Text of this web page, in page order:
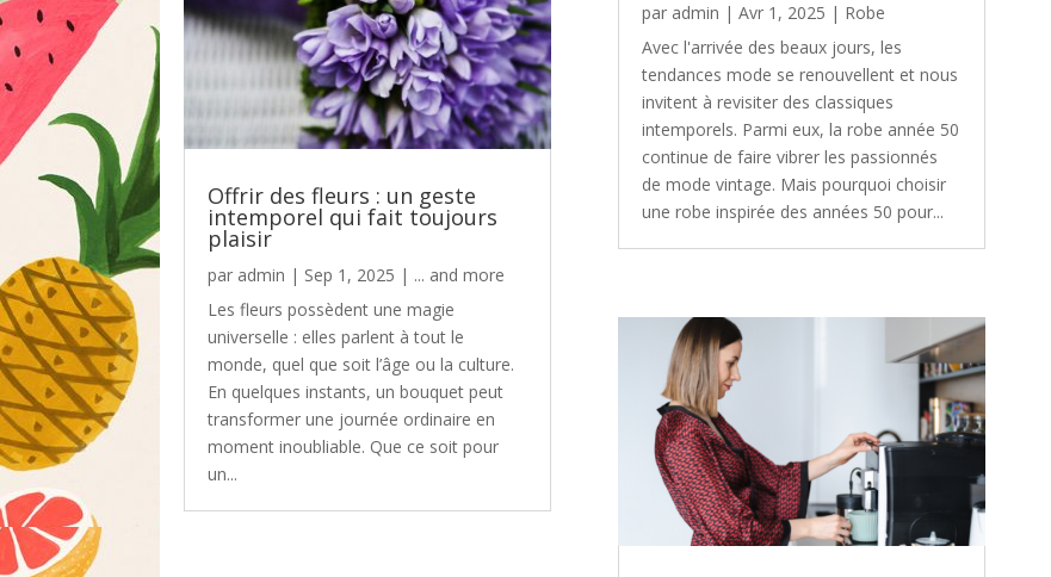
Offrir des fleurs : un geste
intemporel qui fait toujours
plaisir
par admin | Sep 1, 2025 | ... and more
Les fleurs possèdent une magie
universelle : elles parlent à tout le
monde, quel que soit l’âge ou la culture.
En quelques instants, un bouquet peut
transformer une journée ordinaire en
moment inoubliable. Que ce soit pour
un...
par admin |Avr 1, 2025 | Robe
Avec l'arrivée des beaux jours, les
tendances mode se renouvellent et nous
invitent à revisiter des classiques
intemporels. Parmi eux, la robe année 50
continue de faire vibrer les passionnés
de mode vintage. Mais pourquoi choisir
une robe inspirée des années 50 pour...